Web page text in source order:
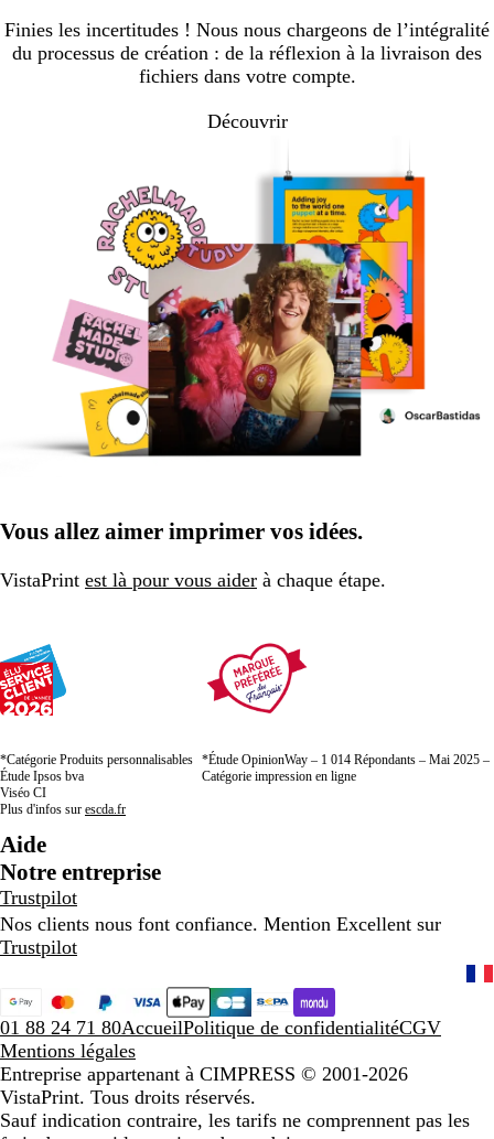
Finies les incertitudes ! Nous nous chargeons de l’intégralité
du processus de création : de la réflexion à la livraison des
fichiers dans votre compte.
Découvrir
Vous allez aimer imprimer vos idées.
VistaPrint est là pour vous aider à chaque étape.
*Catégorie Produits personnalisables
Étude Ipsos bva
Viséo CI
Plus d'infos sur escda.fr
*Étude OpinionWay – 1 014 Répondants – Mai 2025 –
Catégorie impression en ligne
Aide
Notre entreprise
Trustpilot
Nos clients nous font confiance. Mention Excellent sur
Trustpilot
01 88 24 71 80AccueilPolitique de confidentialitéCGV
Mentions légales
Entreprise appartenant à CIMPRESS © 2001-2026
VistaPrint. Tous droits réservés.
Sauf indication contraire, les tarifs ne comprennent pas les